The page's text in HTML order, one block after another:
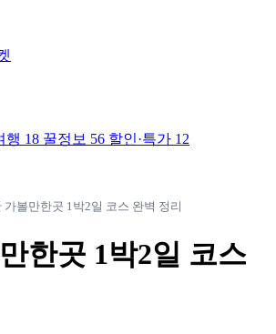
행 18 꿀정보 56 할인·특가 12
가볼만한곳 1박2일 코스 완벽 정리
한곳 1박2일 코스